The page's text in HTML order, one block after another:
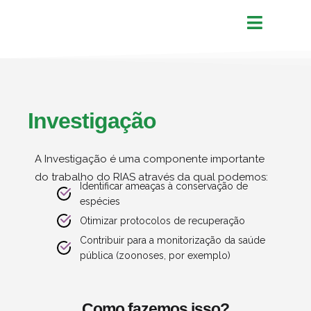
Investigação
A Investigação é uma componente importante
do trabalho do RIAS através da qual podemos:
Identificar ameaças à conservação de
espécies
Otimizar protocolos de recuperação
Contribuir para a monitorização da saúde
pública (zoonoses, por exemplo)